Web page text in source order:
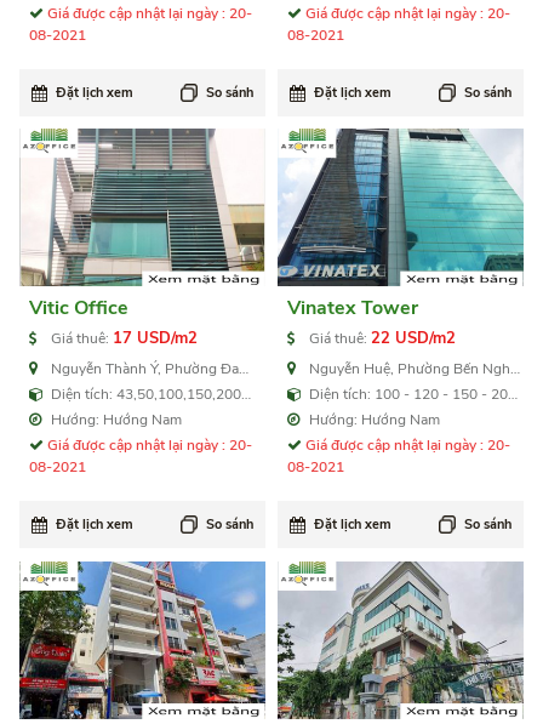
Giá được cập nhật lại ngày : 20-
08-2021
Đặt lịch xem So sánh
Giá được cập nhật lại ngày : 20-
08-2021
Đặt lịch xem So sánh
Vitic Office
Giá thuê: 17 USD/m2
Nguyễn Thành Ý, Phường Đa
Kao, Quận 1
Diện tích: 43,50,100,150,200
m2 Hướng: Hướng Nam
Giá được cập nhật lại ngày : 20-
08-2021
Đặt lịch xem So sánh
Vinatex Tower
Giá thuê:22 USD/m2
Nguyễn Huệ, Phường Bến Nghé,
Quận 1Diện tích: 100 - 120 - 150 - 200
m2 Hướng: Hướng Nam
Giá được cập nhật lại ngày : 20-
08-2021
Đặt lịch xem So sánh